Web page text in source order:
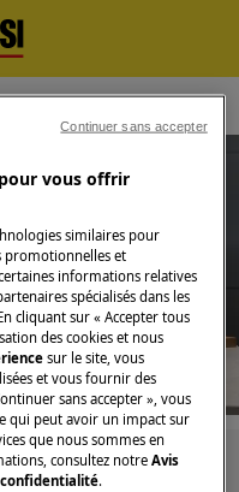
Fryer
d'assistance
vous offrir
similaires pour
promotionnelles et
informations relatives
spécialisés dans les
cliquant sur « Accepter tous
des cookies et nous
sur le site, vous
et vous fournir des
sans accepter », vous
qui peut avoir un impact sur
que nous sommes en
consultez notreAvis
.
Continuer sans accepter